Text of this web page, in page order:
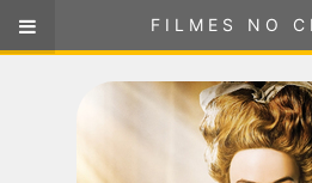
FILMES NO
selecione
FILMES NO CINEMA
SELECIONE SUA
FILMES EM CARTAZ